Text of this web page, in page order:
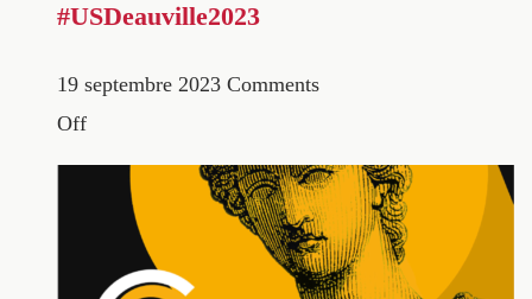
#USDeauville2023
19 septembre 2023 Comments
Off